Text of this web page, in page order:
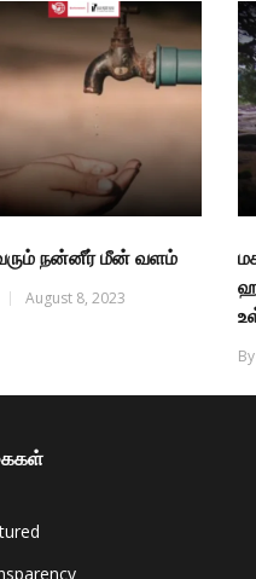
நன்னீர் மீன் வளம்
August 8, 2023
By